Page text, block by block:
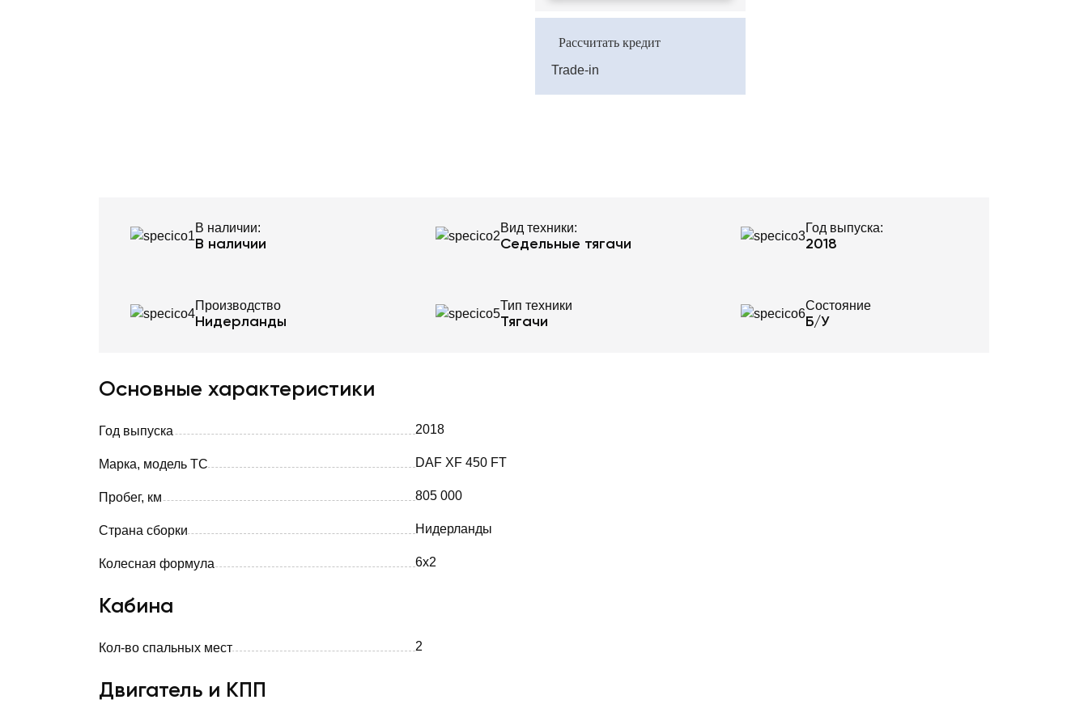
Рассчитать кредит
Trade-in
В наличии:
В наличии
Вид техники:
Седельные тягачи
Год выпуска:
2018
Производство
Нидерланды
Тип техники
Тягачи
Состояние
Б/У
Основные характеристики
Год выпуска 2018
Марка, модель ТС DAF XF 450 FT
Пробег, км 805 000
Страна сборки Нидерланды
Колесная формула 6х2
Кабина
Кол-во спальных мест 2
Двигатель и КПП